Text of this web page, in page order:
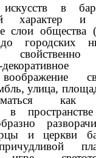
в
характер и
слои общества
до городских
свойственно
улица,
как
в
и церкви